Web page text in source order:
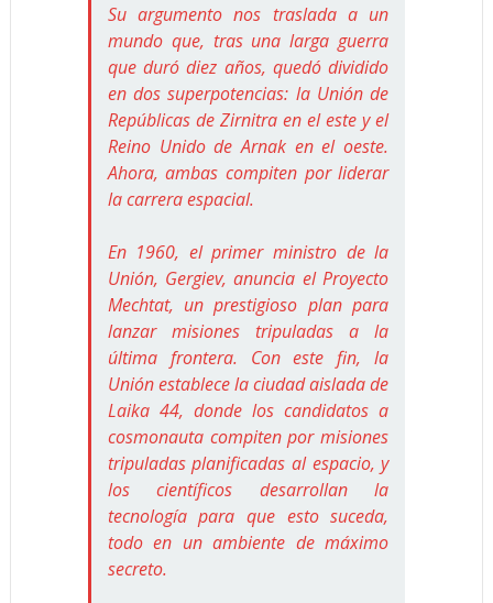
Su argumento nos traslada a un
mundo que, tras una larga guerra
que duró diez años, quedó dividido
en dos superpotencias: la Unión de
Repúblicas de Zirnitra en el este y el
Reino Unido de Arnak en el oeste.
Ahora, ambas compiten por liderar
la carrera espacial.
En 1960, el primer ministro de la
Unión, Gergiev, anuncia el Proyecto
Mechtat, un prestigioso plan para
lanzar misiones tripuladas a la
última frontera. Con este fin, la
Unión establece la ciudad aislada de
Laika 44, donde los candidatos a
cosmonauta compiten por misiones
tripuladas planificadas al espacio, y
los científicos desarrollan la
tecnología para que esto suceda,
todo en un ambiente de máximo
secreto.